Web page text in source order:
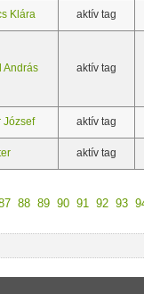
Klára aktív tag
András aktív tag
József aktív tag
aktív tag
88 89 90 91 92 93